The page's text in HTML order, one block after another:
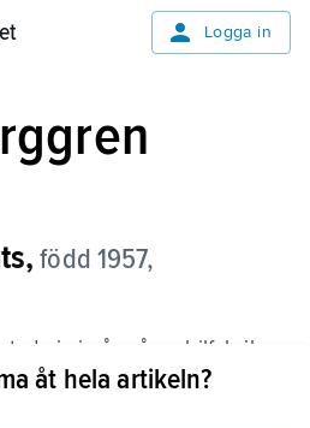
Logga in
född 1957,
i sju år på en bilfabrik
sedan 1987, då han
åt hela artikeln?